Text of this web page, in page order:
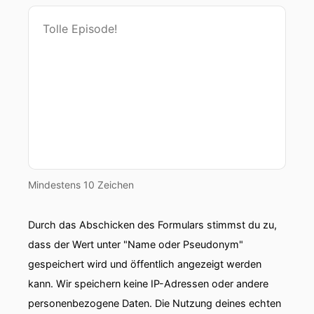
wollen.
magischen Einstunde Grenze bleiben.
00:01:08: Ich bin sehr gespannt.
00:01:09: Ja, ja!
Mindestens 10 Zeichen
Durch das Abschicken des Formulars stimmst du zu,
dass der Wert unter "Name oder Pseudonym"
gespeichert wird und öffentlich angezeigt werden
kann. Wir speichern keine IP-Adressen oder andere
personenbezogene Daten. Die Nutzung deines echten